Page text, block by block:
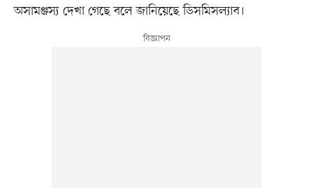
অসামঞ্জস্য দেখা গেছে বলে জানিয়েছে ডিসমিসল্যাব।